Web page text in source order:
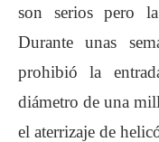
son serios pero la
Durante unas
prohibió la
diámetro de una
el aterrizaje de